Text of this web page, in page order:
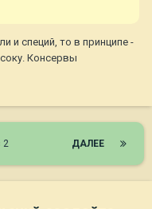
и специй, то в принципе -
Консервы
ДАЛЕЕ
2